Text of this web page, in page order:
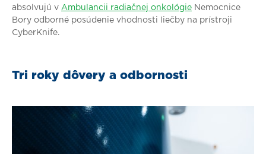
absolvujú v Ambulancii radiačnej onkológie Nemocnice
Bory odborné posúdenie vhodnosti liečby na prístroji
CyberKnife.
Tri roky dôvery a odbornosti